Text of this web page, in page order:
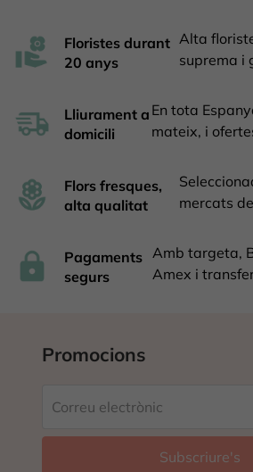
Floristes durant
20 anys
Alta
suprema i
Lliurament a
domicili
En tota
mateix, i
Flors fresques,
alta qualitat
mercats
Pagaments
segurs
Amb targeta,
Amex i
Promocions